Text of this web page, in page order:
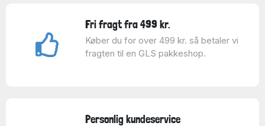
Fri fragt fra 499 kr.
Køber du for over 499 kr. så betaler vi
fragten til en GLS pakkeshop.
Personlig kundeservice